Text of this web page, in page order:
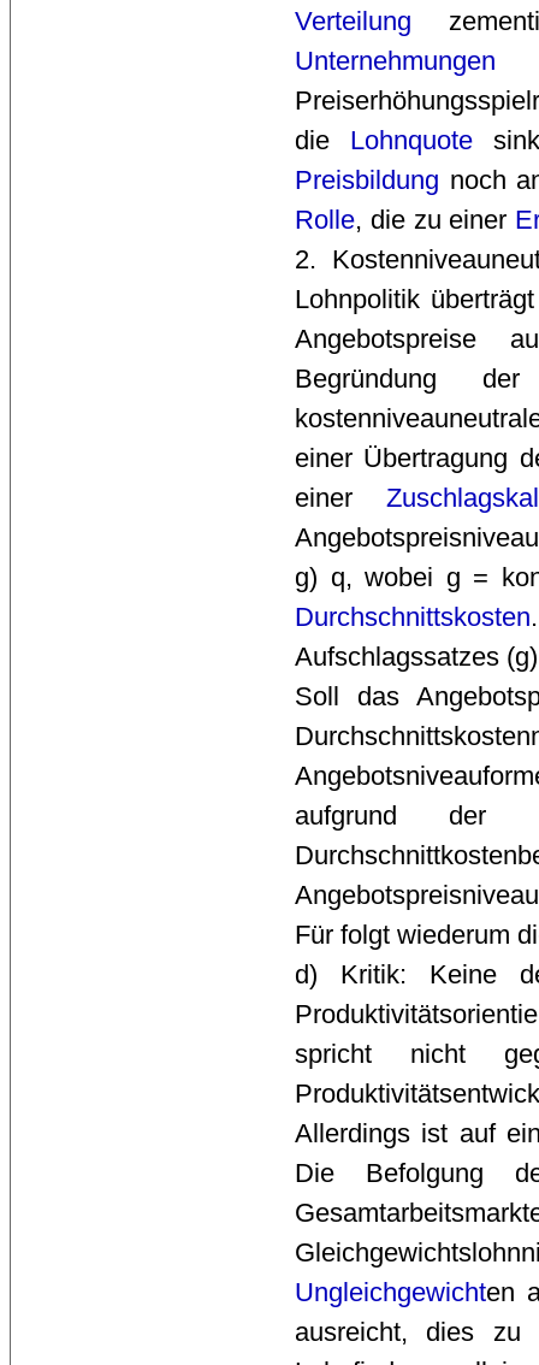
Verteilung
Unternehmungen
die Lohnquote
Preisbildung noch
Rolle, die zu einer
2.
Lohnpolitik
Angebotspreise
Begründung
einer Übertragung
einer
g) q, wobei g =
Durchschnittskosten
Aufschlagssatzes
Soll das
aufgrund der
Für folgt wiederum
d) Kritik: Keine
spricht nicht
Allerdings ist auf
Die Befolgung
Ungleichgewichten
ausreicht, dies zu